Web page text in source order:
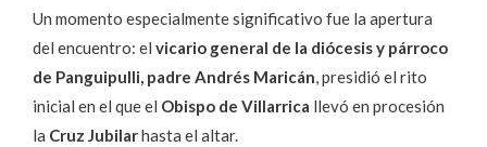
Un momento especialmente significativo fue la apertura
del encuentro: el vicario general de la diócesis y párroco
de Panguipulli, padre Andrés Maricán, presidió el rito
inicial en el que el Obispo de Villarrica llevó en procesión
la Cruz Jubilarhasta el altar.